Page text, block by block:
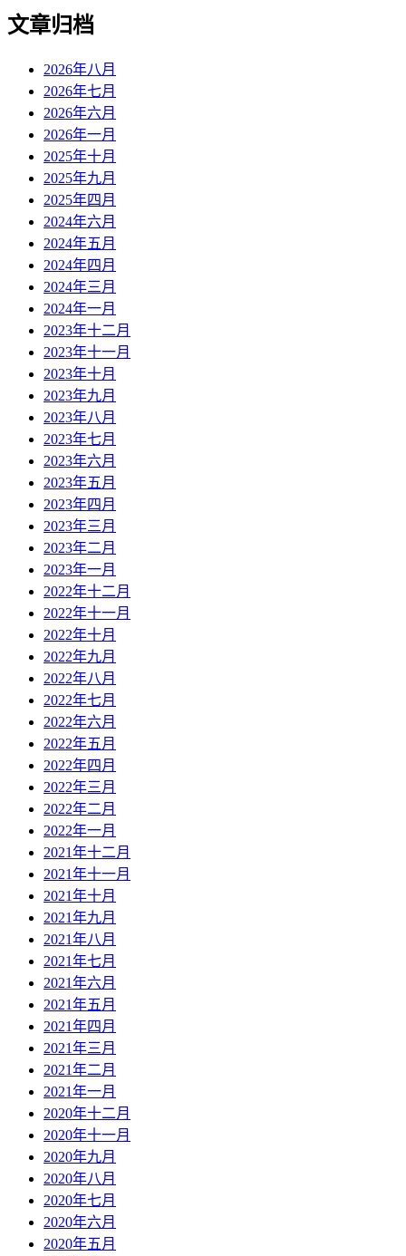
文章归档
2026年八月
2026年七月
2026年六月
2026年一月
2025年十月
2025年九月
2025年四月
2024年六月
2024年五月
2024年四月
2024年三月
2024年一月
2023年十二月
2023年十一月
2023年十月
2023年九月
2023年八月
2023年七月
2023年六月
2023年五月
2023年四月
2023年三月
2023年二月
2023年一月
2022年十二月
2022年十一月
2022年十月
2022年九月
2022年八月
2022年七月
2022年六月
2022年五月
2022年四月
2022年三月
2022年二月
2022年一月
2021年十二月
2021年十一月
2021年十月
2021年九月
2021年八月
2021年七月
2021年六月
2021年五月
2021年四月
2021年三月
2021年二月
2021年一月
2020年十二月
2020年十一月
2020年九月
2020年八月
2020年七月
2020年六月
2020年五月